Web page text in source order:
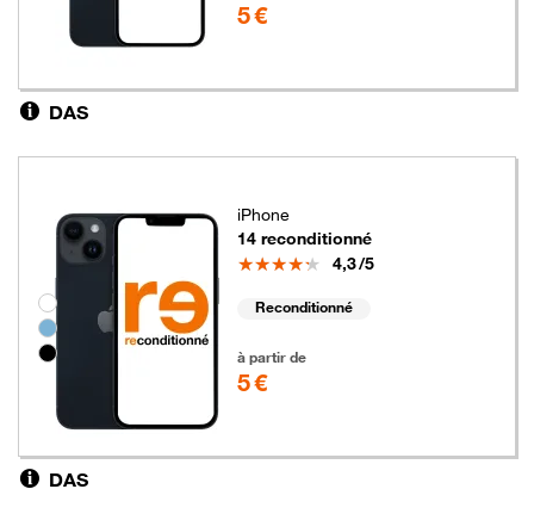
5 €
DAS
Groupe de couleurs disponibles non sélectionnables
iPhone
14 reconditionné
Note
4,3/5
Reconditionné
à partir de
5 €
DAS